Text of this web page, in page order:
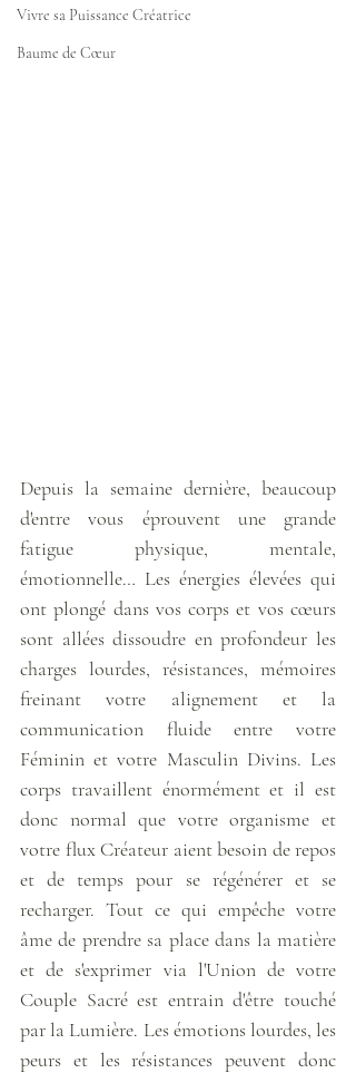
Vivre sa Puissance Créatrice
Baume de Cœur
Depuis la semaine dernière, beaucoup
d'entre vous éprouvent une grande
fatigue physique, mentale,
émotionnelle… Les énergies élevées qui
ont plongé dans vos corps et vos cœurs
sont allées dissoudre en profondeur les
charges lourdes, résistances, mémoires
freinant votre alignement et la
communication fluide entre votre
Féminin et votre Masculin Divins. Les
corps travaillent énormément et il est
donc normal que votre organisme et
votre flux Créateur aient besoin de repos
et de temps pour se régénérer et se
recharger. Tout ce qui empêche votre
âme de prendre sa place dans la matière
et de s'exprimer via l'Union de votre
Couple Sacré est entrain d'être touché
par la Lumière. Les émotions lourdes, les
peurs et les résistances peuvent donc